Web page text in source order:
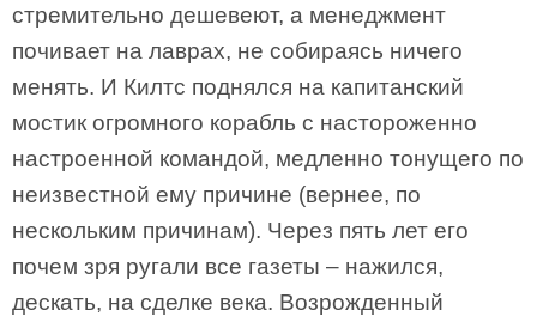
стремительно дешевеют, а менеджмент
почивает на лаврах, не собираясь ничего
менять. И Килтс поднялся на капитанский
мостик огромного корабль с настороженно
настроенной командой, медленно тонущего по
неизвестной ему причине (вернее, по
нескольким причинам). Через пять лет его
почем зря ругали все газеты – нажился,
дескать, на сделке века. Возрожденный